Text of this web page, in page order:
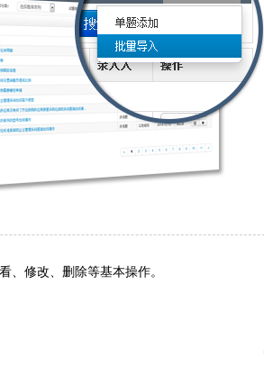
、修改、删除等基本操作。